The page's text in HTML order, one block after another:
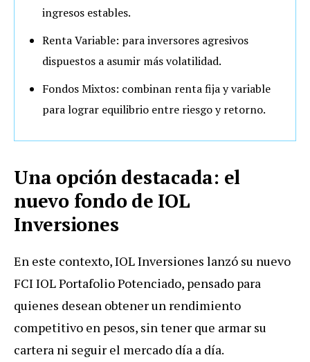
ingresos estables.
Renta Variable: para inversores agresivos
dispuestos a asumir más volatilidad.
Fondos Mixtos: combinan renta fija y variable
para lograr equilibrio entre riesgo y retorno.
Una opción destacada: el
nuevo fondo de IOL
Inversiones
En este contexto, IOL Inversiones lanzó su nuevo
FCI IOL Portafolio Potenciado, pensado para
quienes desean obtener un rendimiento
competitivo en pesos, sin tener que armar su
cartera ni seguir el mercado día a día.